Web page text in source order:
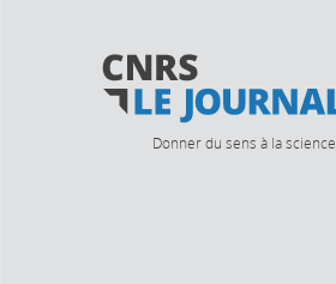
Donner du sens à la science